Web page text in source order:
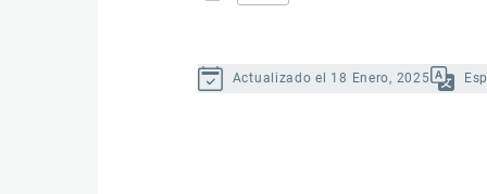
Actualizado el 18 Enero, 2025